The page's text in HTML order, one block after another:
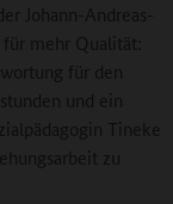
Johann-Andreas-
mehr Qualität:
für den
und ein
Tineke
zu